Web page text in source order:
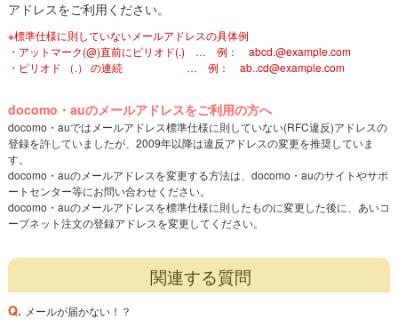
アドレスをご利用ください。
※標準仕様に則していないメールアドレスの具体例
・アットマーク(@)直前にピリオド(.) … 例： abcd.@example.com
・ピリオド （.） の連続 … 例： ab..cd@example.com
docomo・auのメールアドレスをご利用の方へ
docomo・auではメールアドレス標準仕様に則していない(RFC違反)アドレスの
登録を許していましたが、2009年以降は違反アドレスの変更を推奨していま
す。
docomo・auのメールアドレスを変更する方法は、docomo・auのサイトやサポ
ートセンター等にお問い合わせください。
docomo・auのメールアドレスを標準仕様に則したものに変更した後に、あいコ
ープネット注文の登録アドレスを変更してください。
関連する質問
Q. メールが届かない！？